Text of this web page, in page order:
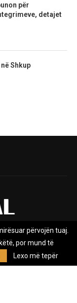
për
detajet
Shkup
e themeluar në vitin
përvojën tuaj.
por mund të
Lexo më tepër